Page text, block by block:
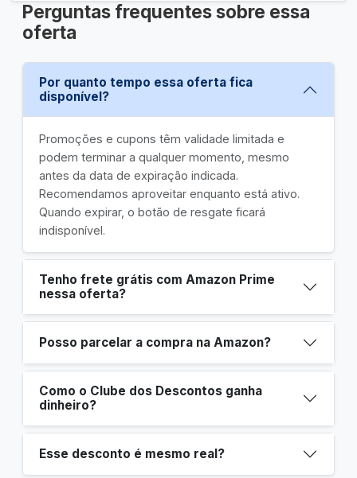
Perguntas frequentes sobre essa
oferta
Por quanto tempo essa oferta fica
disponível?
Promoções e cupons têm validade limitada e
podem terminar a qualquer momento, mesmo
antes da data de expiração indicada.
Recomendamos aproveitar enquanto está ativo.
Quando expirar, o botão de resgate ficará
indisponível.
Tenho frete grátis com Amazon Prime
nessa oferta?
Posso parcelar a compra na Amazon?
Como o Clube dos Descontos ganha
dinheiro?
Esse desconto é mesmo real?